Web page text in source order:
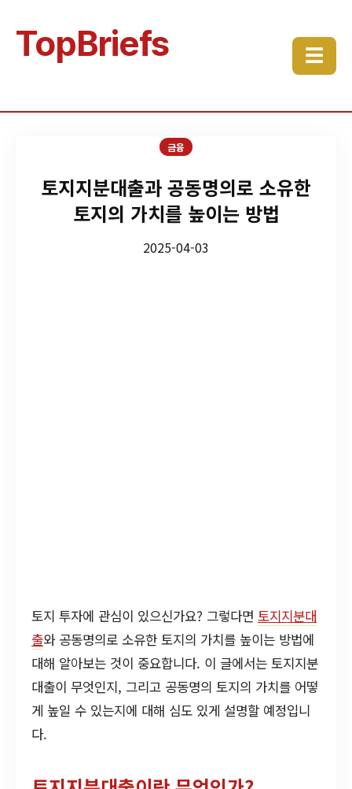
TopBriefs ☰
금융
토지지분대출과 공동명의로 소유한
토지의 가치를 높이는 방법
2025-04-03
토지 투자에 관심이 있으신가요? 그렇다면 토지지분대
출와 공동명의로 소유한 토지의 가치를 높이는 방법에
대해 알아보는 것이 중요합니다. 이 글에서는 토지지분
대출이 무엇인지, 그리고 공동명의 토지의 가치를 어떻
게 높일 수 있는지에 대해 심도 있게 설명할 예정입니
다.